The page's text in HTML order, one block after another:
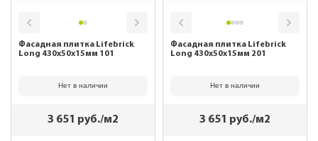
Фасадная плитка Lifebrick
Long 430х50х15мм 101
Нет в наличии
3 651 руб./м2
Фасадная плитка Lifebrick
Long 430х50х15мм 201
Нет в наличии
3 651 руб./м2